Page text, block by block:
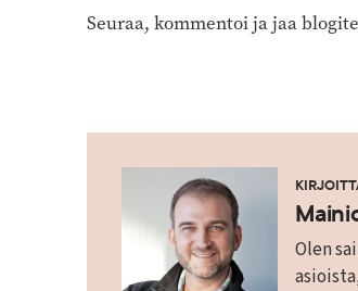
Seuraa, kommentoi ja jaa
Olen